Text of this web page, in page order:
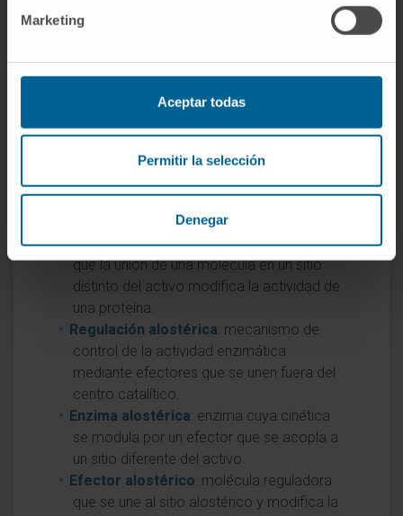
Marketing
Aceptar todas
Permitir la selección
Denegar
Bookshelf
Entradas relacionadas en el
Si desea profundizar en conceptos
asociados al término alostérico, puede
consultar las siguientes definiciones del
Alosterismo: fenómeno bioquímico por el
que la unión de una molécula en un sitio
distinto del activo modifica la actividad de
una proteína.
Regulación alostérica: mecanismo de
control de la actividad enzimática
mediante efectores que se unen fuera del
centro catalítico.
Enzima alostérica: enzima cuya cinética
se modula por un efector que se acopla a
un sitio diferente del activo.
Efector alostérico: molécula reguladora
que se une al sitio alostérico y modifica la